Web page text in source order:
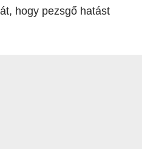
hogy pezsgő hatást